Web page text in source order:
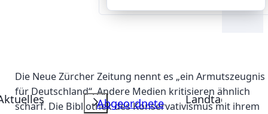
Abgeordnete Landtag
Die Neue Zürcher Zeitung nennt es „ein Armutszeugnis
für Deutschland“. Andere Medien kritisieren ähnlich
scharf. Die Bibliothek des Konservativismus mit ihrem